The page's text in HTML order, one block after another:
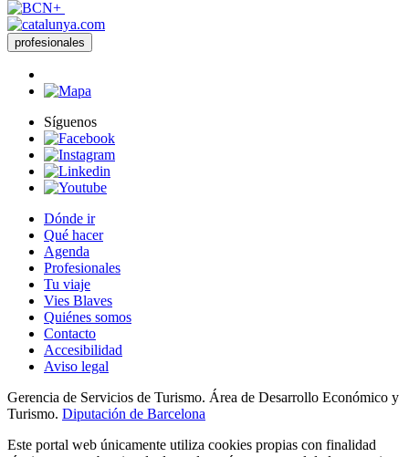
profesionales
Síguenos
Dónde ir
Qué hacer
Agenda
Profesionales
Tu viaje
Vies Blaves
Quiénes somos
Contacto
Accesibilidad
Aviso legal
Gerencia de Servicios de Turismo. Área de Desarrollo Económico y
Turismo. Diputación de Barcelona
Este portal web únicamente utiliza cookies propias con finalidad